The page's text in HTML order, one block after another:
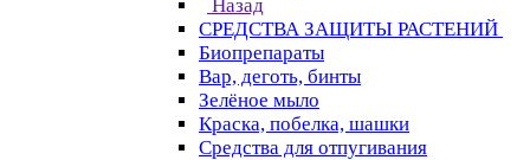
Назад
СРЕДСТВА ЗАЩИТЫ РАСТЕНИЙ
Биопрепараты
Вар, деготь, бинты
Зелёное мыло
Краска, побелка, шашки
Средства для отпугивания